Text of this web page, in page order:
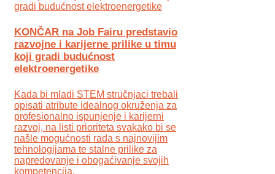
KONČAR na Job Fairu predstavio
razvojne i karijerne prilike u timu
koji gradi budućnost
elektroenergetike
Kada bi mladi STEM stručnjaci trebali
opisati atribute idealnog okruženja za
profesionalno ispunjenje i karijerni
razvoj, na listi prioriteta svakako bi se
našle mogućnosti rada s najnovijim
tehnologijama te stalne prilike za
napredovanje i obogaćivanje svojih
kompetencija.